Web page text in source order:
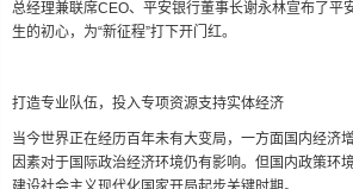
总经理兼联席CEO、平安银行董事长谢永林宣布了平
生的初心，为“新征程”打下开门红。
打造专业队伍，投入专项资源支持实体经济
当今世界正在经历百年未有大变局，一方面国内经济
因素对于国际政治经济环境仍有影响。但国内政策环